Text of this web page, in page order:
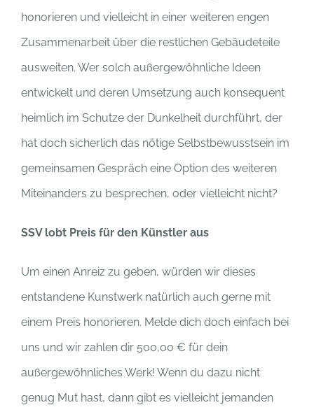
honorieren und vielleicht in einer weiteren engen
Zusammenarbeit über die restlichen Gebäudeteile
ausweiten. Wer solch außergewöhnliche Ideen
entwickelt und deren Umsetzung auch konsequent
heimlich im Schutze der Dunkelheit durchführt, der
hat doch sicherlich das nötige Selbstbewusstsein im
gemeinsamen Gespräch eine Option des weiteren
Miteinanders zu besprechen, oder vielleicht nicht?
SSV lobt Preis für den Künstler aus
Um einen Anreiz zu geben, würden wir dieses
entstandene Kunstwerk natürlich auch gerne mit
einem Preis honorieren. Melde dich doch einfach bei
uns und wir zahlen dir 500,00 € für dein
außergewöhnliches Werk! Wenn du dazu nicht
genug Mut hast, dann gibt es vielleicht jemanden